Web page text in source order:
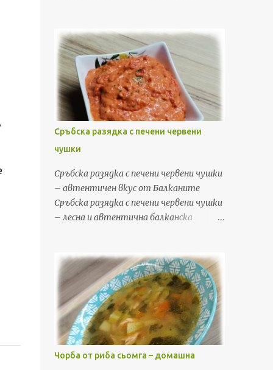
След като ги измих ги оставих да се
отцедят. Това помага при пърженето,
защото намалява пръскането на
мазнината и позволява по-равномерна
термична обработка. След това
нарязах лука на тънки полумесеци. По-
едрит...
супа. Днес ще ви покажа как приготвям
една от любимите ми домашни супи –
чорба от риба сьомга. Това е лесна,
ароматна и изключително вкусна
рибена чорба, която често правя през
по-студените дни, когато ми се хапва
нещо топло, леко и здравословно. Тази
домашна рецепта за чорба от сьомга е
подходяща както за ежедневното
меню, така и за специални поводи.
Комбинацията от крехка сьомга, пресни
зеленчуци, целина и девесил създава
невероятен аромат и богат вкус,
вкусна, чорбата от сьомга е и полезна.
Сьомгата е богата на омега-3 мастни
киселини, качествени протеини и важни
витамини. Именно затова тази супа е
чудесен избор за балансирано и
здравословно хранене. Необходими
продукти за чорба от сьомга За тази...
Сръбска разядка с печени червени
чушки
Сръбска разядка с печени червени чушки
– автентичен вкус от Балканите
Сръбска разядка с печени червени чушки
– лесна и автентична балканска
обичате балканската кухня и
наситените вкусове, тази сръбска
разядка с печени червени чушки със
сигурност ще намери място във
вашата кухня. Това е една от онези
рецепти, които не изискват сложни
техники или скъпи продукти, но
резултатът винаги е впечатляващ. В
Чорба от риба сьомга – домашна